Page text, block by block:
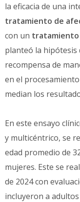
la eficacia de una
tratamiento de
con un tratamiento
planteó la hipótesis
recompensa de
en el
median los
En este ensayo
y multicéntrico, se
edad promedio de
mujeres. Este se
de 2024 con
incluyeron a